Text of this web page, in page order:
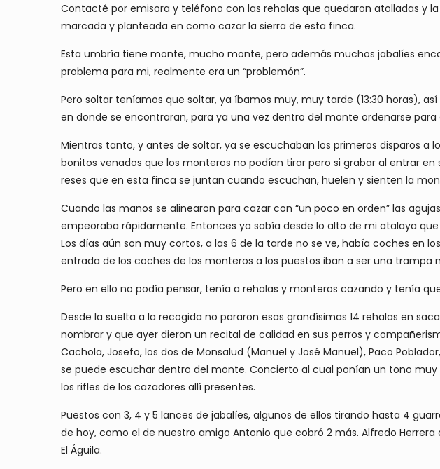
Contacté por emisora y teléfono con las rehalas que quedaron atolladas y
marcada y planteada en como cazar la sierra de esta finca.
Esta umbría tiene monte, mucho monte, pero además muchos jabalíes
problema para mi, realmente era un “problemón”.
Pero soltar teníamos que soltar, ya íbamos muy, muy tarde (13:30 horas),
en donde se encontraran, para ya una vez dentro del monte ordenarse
Mientras tanto, y antes de soltar, ya se escuchaban los primeros disparos
bonitos venados que los monteros no podían tirar pero si grabar al entrar
reses que en esta finca se juntan cuando escuchan, huelen y sienten la
Cuando las manos se alinearon para cazar con “un poco en orden” las
empeoraba rápidamente. Entonces ya sabía desde lo alto de mi atalaya
Los días aún son muy cortos, a las 6 de la tarde no se ve, había coches en
entrada de los coches de los monteros a los puestos iban a ser una trampa
Pero en ello no podía pensar, tenía a rehalas y monteros cazando y tenía
Desde la suelta a la recogida no pararon esas grandísimas 14 rehalas en
nombrar y que ayer dieron un recital de calidad en sus perros y
Cachola, Josefo, los dos de Monsalud (Manuel y José Manuel), Paco
se puede escuchar dentro del monte. Concierto al cual ponían un tono
los rifles de los cazadores allí presentes.
Puestos con 3, 4 y 5 lances de jabalíes, algunos de ellos tirando hasta 4
de hoy, como el de nuestro amigo Antonio que cobró 2 más. Alfredo
El Águila.